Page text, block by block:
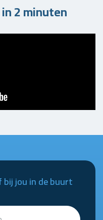
2 minuten
bij jou in de buurt